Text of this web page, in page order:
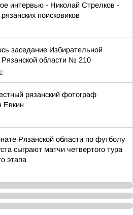
интервью - Николай Стрелков -
поисковиков
заседание Избирательной
Рязанской области № 210
рязанский фотограф
Евкин
Рязанской области по футболу
сыграют матчи четвертого тура
этапа